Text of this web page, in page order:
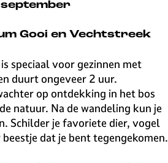
H
l
e
r
s
u
Gooi en Vechtstreek
speciaal voor gezinnen met
duurt ongeveer 2 uur.
op ontdekking in het bos
natuur. Na de wandeling kun je
Schilder je favoriete dier, vogel
dat je bent tegengekomen.